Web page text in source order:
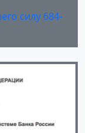
силу 684-